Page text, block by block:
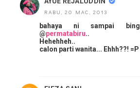
RABU, 20 MAC, 2013
bahaya ni sampai
@permatabiru..
Hehehheh..
calon parti wanita... Ehhh??! =P